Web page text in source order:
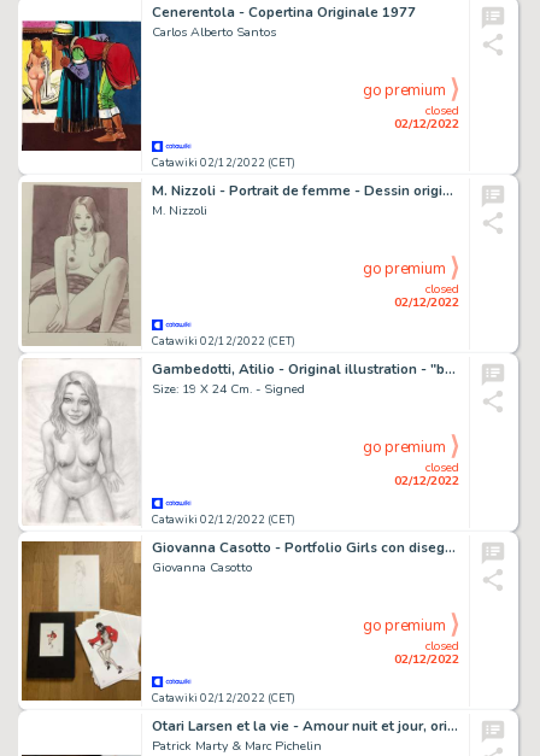
Cenerentola - Copertina Originale 1977
Carlos Alberto Santos
Catawiki 02/12/2022 (CET)
closed
02/12/2022
go premium
M. Nizzoli - Portrait de femme - Dessin original
M. Nizzoli
Catawiki 02/12/2022 (CET)
closed
02/12/2022
go premium
Gambedotti, Atilio - Original illustration - "buen gusto" - (2022)
Size: 19 X 24 Cm. - Signed
Catawiki 02/12/2022 (CET)
closed
02/12/2022
go premium
Giovanna Casotto - Portfolio Girls con disegno originale inedito - Page volante - EO - (2021)
Giovanna Casotto
Catawiki 02/12/2022 (CET)
closed
02/12/2022
go premium
Otari Larsen et la vie - Amour nuit et jour, original painting in colour by the designer, signed - Broché - EO - (2002)
Patrick Marty & Marc Pichelin